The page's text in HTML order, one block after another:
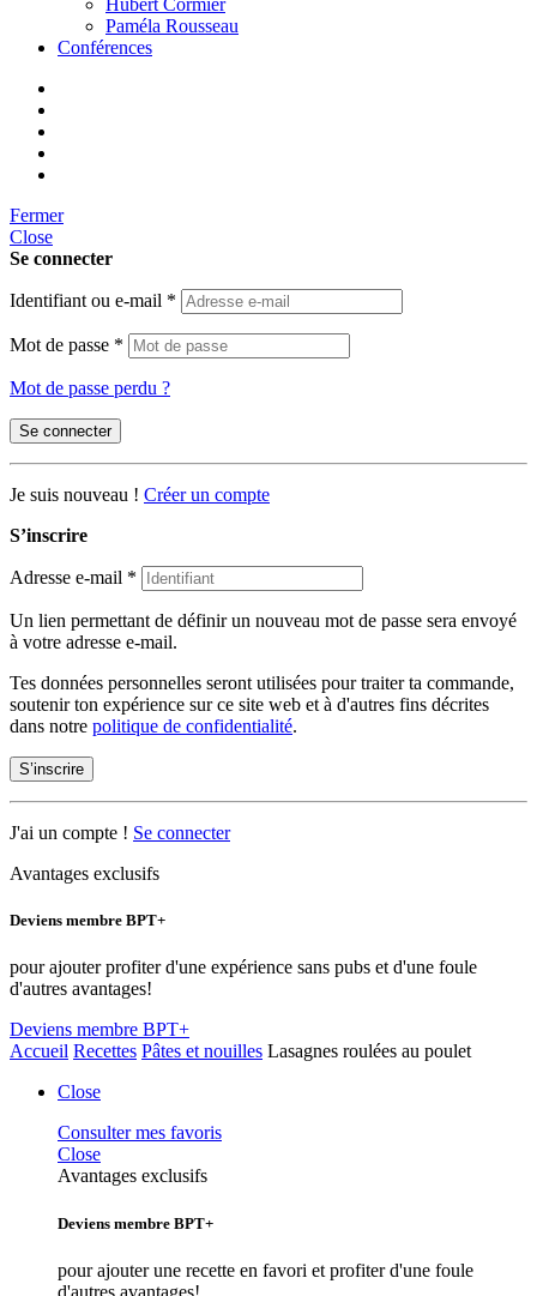
Hubert Cormier
Paméla Rousseau
Conférences
Fermer
Close
Se connecter
Identifiant ou e-mail *
Mot de passe *
Mot de passe perdu ?
Se connecter
Je suis nouveau ! Créer un compte
S’inscrire
Adresse e-mail *
Un lien permettant de définir un nouveau mot de passe sera envoyé
à votre adresse e-mail.
Tes données personnelles seront utilisées pour traiter ta commande,
soutenir ton expérience sur ce site web et à d'autres fins décrites
dans notre politique de confidentialité.
S’inscrire
J'ai un compte ! Se connecter
Avantages exclusifs
Deviens membre BPT+
pour ajouter profiter d'une expérience sans pubs et d'une foule
d'autres avantages!
Deviens membre BPT+
Accueil Recettes Pâtes et nouilles Lasagnes roulées au poulet
Close
Consulter mes favoris
Close
Avantages exclusifs
Deviens membre BPT+
pour ajouter une recette en favori et profiter d'une foule
d'autres avantages!